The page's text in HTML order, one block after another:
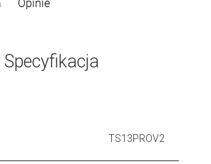
Opinie
Specyfikacja
TS13PROV2